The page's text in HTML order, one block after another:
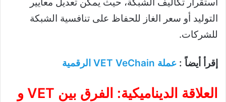
التوليد أو سعر الغاز للحفاظ على تنافسية الشبكة
للشركات.
إقرأ أيضاً : عملة VET VeChain الرقمية
العلاقة الديناميكية: الفرق بين VET و